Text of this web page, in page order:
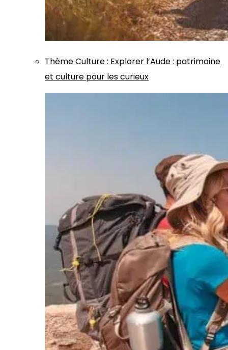
ThèmeCulture: Explorer l’Aude : patrimoine
et culture pour les curieux